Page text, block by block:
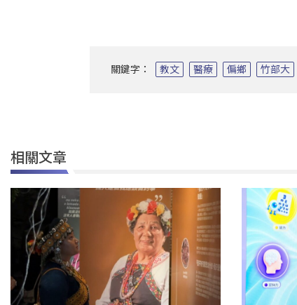
關鍵字： 教文 醫療 偏鄉 竹部大
相關文章